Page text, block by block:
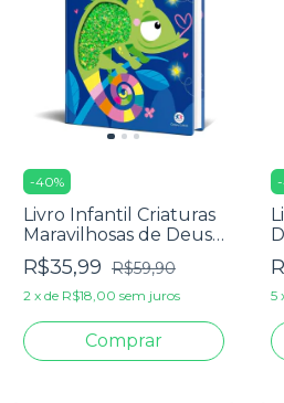
-40%
Livro Infantil Criaturas
Maravilhosas de Deus -
Ciranda Cultural
R$35,99 R$59,90
2 x de R$18,00 sem juros
-
5